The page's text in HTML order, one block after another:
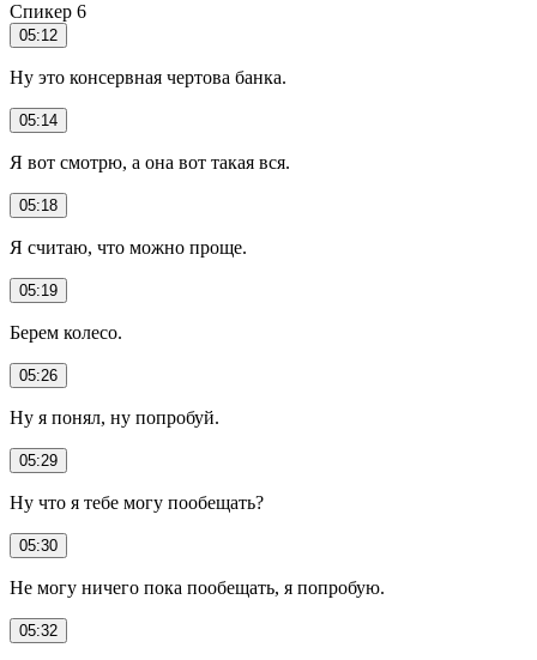
Спикер 6
05:12
Ну это консервная чертова банка.
05:14
Я вот смотрю, а она вот такая вся.
05:18
Я считаю, что можно проще.
05:19
Берем колесо.
05:26
Ну я понял, ну попробуй.
05:29
Ну что я тебе могу пообещать?
05:30
Не могу ничего пока пообещать, я попробую.
05:32